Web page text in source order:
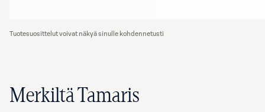
Tuotesuosittelut voivat näkyä sinulle kohdennetusti
Merkiltä Tamaris